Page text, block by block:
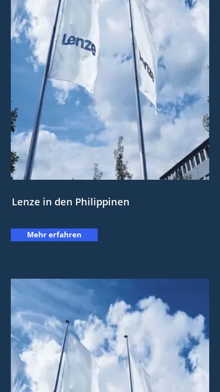
Lenze in den Philippinen
Mehr erfahren